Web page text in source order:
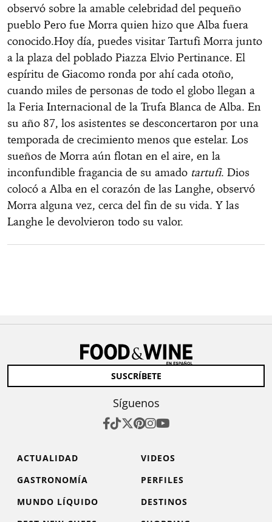
observó sobre la amable celebridad del pequeño
pueblo Pero fue Morra quien hizo que Alba fuera
conocido.Hoy día, puedes visitar Tartufi Morra junto
a la plaza del poblado Piazza Elvio Pertinance. El
espíritu de Giacomo ronda por ahí cada otoño,
cuando miles de personas de todo el globo llegan a
la Feria Internacional de la Trufa Blanca de Alba. En
su año 87, los asistentes se desconcertaron por una
temporada de crecimiento menos que estelar. Los
sueños de Morra aún flotan en el aire, en la
inconfundible fragancia de su amado tartufi. Dios
colocó a Alba en el corazón de las Langhe, observó
Morra alguna vez, cerca del fin de su vida. Y las
Langhe le devolvieron todo su valor.
SUSCRÍBETE
Síguenos
ACTUALIDAD
VIDEOS
GASTRONOMÍA
PERFILES
MUNDO LÍQUIDO
DESTINOS